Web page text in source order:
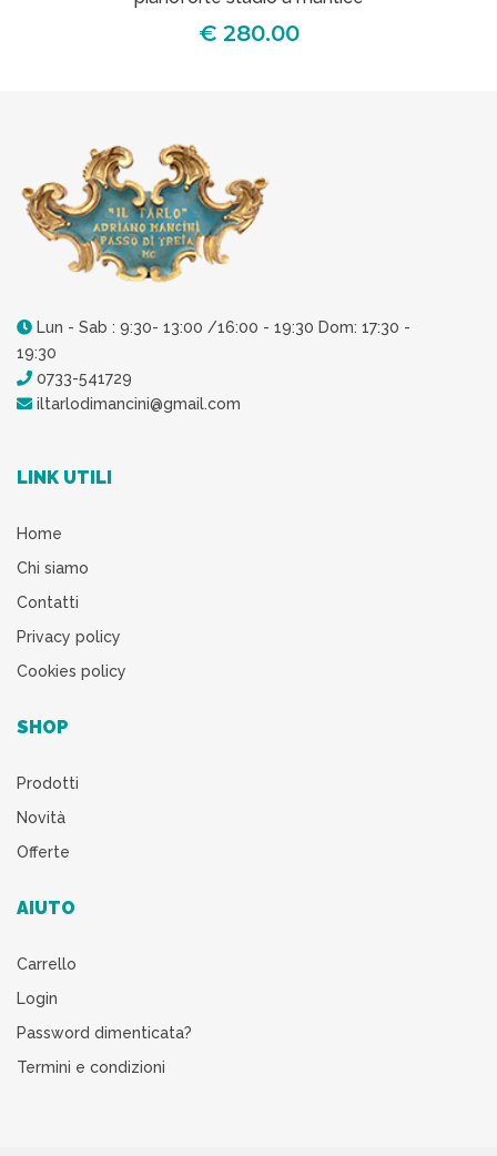
€ 280.00
Lun - Sab : 9:30- 13:00 /16:00 - 19:30 Dom: 17:30 -
19:30
0733-541729
iltarlodimancini@gmail.com
LINK UTILI
Home
Chi siamo
Contatti
Privacy policy
Cookies policy
SHOP
Prodotti
Novità
Offerte
AIUTO
Carrello
Login
Password dimenticata?
Termini e condizioni